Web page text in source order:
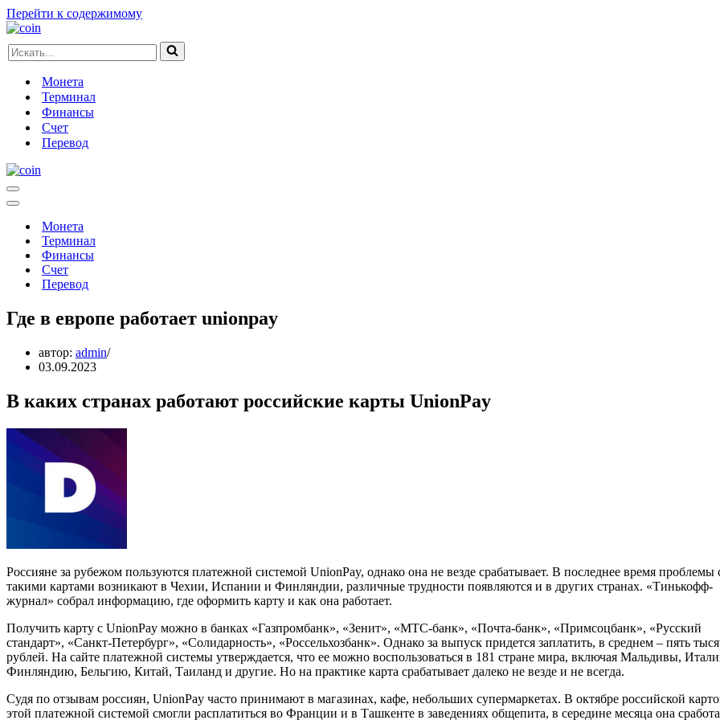
Перейти к содержимому
Искать...
Монета
Терминал
Финансы
Счет
Перевод
Меню
навигации
Меню
навигацииМонета
Терминал
Финансы
Счет
Перевод
Где в европе работает unionpay
автор: admin
03.09.2023
В каких странах работают российские карты UnionPay
Россияне за рубежом пользуются платежной системой UnionPay, однако она не везде срабатывает. В последнее время проблемы
такими картами возникают в Чехии, Испании и Финляндии, различные трудности появляются и в других странах. «Тинькофф-
журнал» собрал информацию, где оформить карту и как она работает.
Получить карту с UnionPay можно в банках «Газпромбанк», «Зенит», «МТС-банк», «Почта-банк», «Примсоцбанк», «Русский
стандарт», «Санкт-Петербург», «Солидарность», «Россельхозбанк». Однако за выпуск придется заплатить, в среднем – пять
рублей. На сайте платежной системы утверждается, что ее можно воспользоваться в 181 стране мира, включая Мальдивы,
Финляндию, Бельгию, Китай, Таиланд и другие. Но на практике карта срабатывает далеко не везде и не всегда.
Судя по отзывам россиян, UnionPay часто принимают в магазинах, кафе, небольших супермаркетах. В октябре российской
этой платежной системой смогли расплатиться во Франции и в Ташкенте в заведениях общепита, в середине месяца она